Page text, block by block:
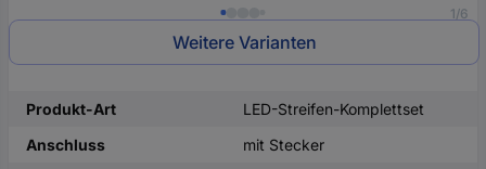
1/6
Weitere Varianten
Produkt-Art
LED-Streifen-Komplettset
Anschluss
mit Stecker